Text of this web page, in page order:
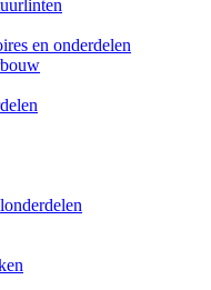
en onderdelen